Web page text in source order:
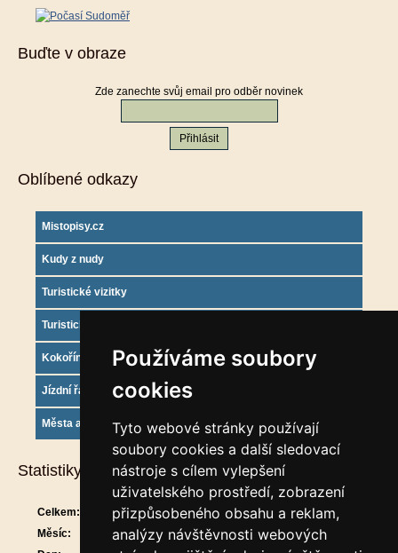
Používáme soubory
cookies
Tyto webové stránky používají
soubory cookies a další sledovací
nástroje s cílem vylepšení
uživatelského prostředí, zobrazení
přizpůsobeného obsahu a reklam,
analýzy návštěvnosti webových
Buďte v obraze
Zde zanechte svůj email pro odběr novinek
Oblíbené odkazy
Mistopisy.cz
Kudy z nudy
Turistické vizitky
Turistický deník
Kokořínsko info
Jízdní řády
Města a obce
Statistiky
Celkem:
908709
Měsíc:
29638